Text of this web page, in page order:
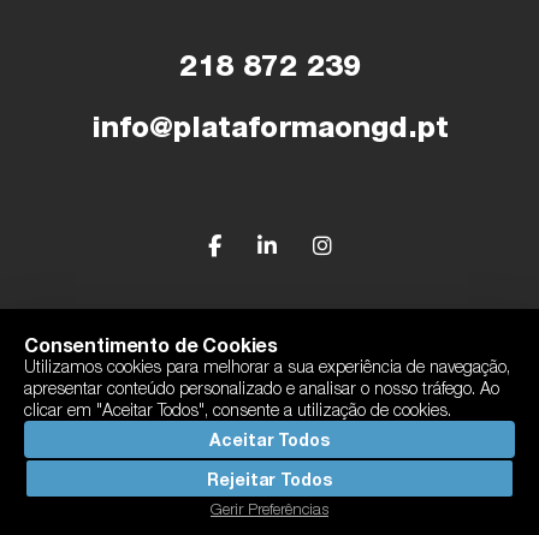
218 872 239
info@plataformaongd.pt
Política de Privacidade
Com o apoio de Camões, I.P
Bybluesoft.pt
Consentimento de Cookies
Utilizamos cookies para melhorar a sua experiência de navegação,
apresentar conteúdo personalizado e analisar o nosso tráfego. Ao
clicar em "Aceitar Todos", consente a utilização de cookies.
Gerir Preferências
Rejeitar Todos
Aceitar Todos